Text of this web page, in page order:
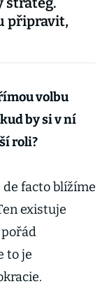
připravit,
volbu
by si v ní
roli?
de facto blížíme
existuje
pořád
to je